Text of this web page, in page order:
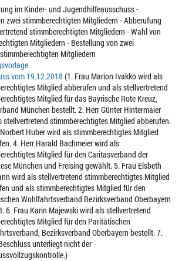
im Kinder- und Jugendhilfeausschuss -
zwei stimmberechtigten Mitgliedern - Abberufung
stimmberechtigten Mitgliedern - Wahl von
Mitgliedern - Bestellung von zwei
Mitgliedern
vom 19.12.2018(1. Frau Marion Ivakko wird als
Mitglied abberufen und als stellvertretend
Mitglied für das Bayrische Rote Kreuz,
München bestellt. 2. Herr Günter Hintermaier
stellvertretend stimmberechtigtes Mitglied abberufen.
Huber wird als stimmberechtigtes Mitglied
4. Herr Harald Bachmeier wird als
Mitglied für den Caritasverband der
München und Freising gewählt. 5. Frau Elsbeth
wird als stellvertretend stimmberechtigtes Mitglied
und als stimmberechtigtes Mitglied für den
Wohlfahrtsverband Bezirksverband Oberbayern
6. Frau Karin Majewski wird als stellvertretend
Mitglied für den Paritätischen
Bezirksverband Oberbayern bestellt. 7.
unterliegt nicht der